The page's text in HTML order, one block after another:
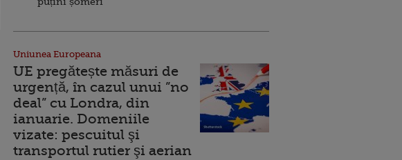
Uniunea Europeana
UE pregătește măsuri de
urgență, în cazul unui ”no
deal” cu Londra, din
ianuarie. Domeniile
vizate: pescuitul şi
transportul rutier şi aerian